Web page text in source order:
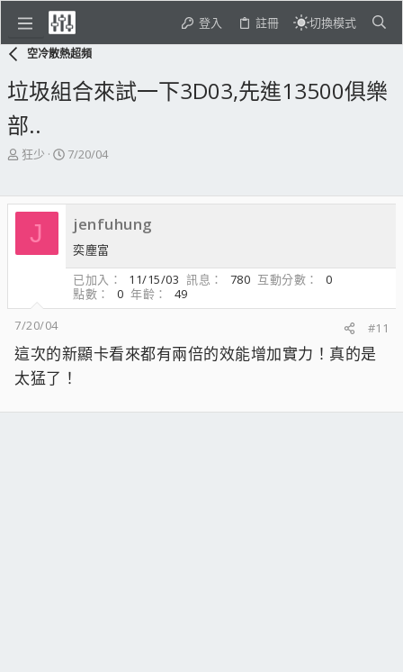
登入 註冊 切換模式
空冷散熱超頻
垃圾組合來試一下3D03,先進13500俱樂
部..
主
起
狂少
開
期
7/20/04
J jenfuhung
奕塵富
已加入
11/15/03 訊息 780 互動分數
0
點數
0 年齡
49
7/20/04
#11
這次的新顯卡看來都有兩倍的效能增加實力！真的是
太猛了！